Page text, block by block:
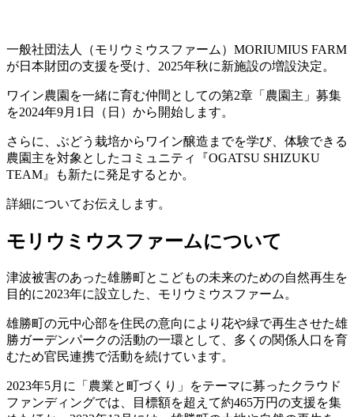
一般社団法人（モリウミウスファーム）MORIUMIUS FARM
が日本財団の支援を受け、2025年秋に新施設の増設決定。
ワイン農園を一緒に育む仲間としての第2章「農園主」募集
を2024年9月1日（日）から開始します。
さらに、ぶどう栽培からワイン醸造までを学び、体験できる
農園主を対象としたコミュニティ『OGATSU SHIZUKU
TEAM』も新たに発足するとか。
詳細についてお伝えします。
モリウミウスファームについて
津波被害のあった雄勝町とこどもの未来のための自然再生を
目的に2023年に設立した、モリウミウスファーム。
雄勝町の元中心部を住民の意向により花や緑で再生させた雄
勝ガーデンパークの活動の一環として、多くの関係人口を育
むため官民連携で活動を続けています。
2023年5月に「農業と町づくり」をテーマに募ったクラウド
ファンディングでは、目標額を超えて約465万円の支援を集